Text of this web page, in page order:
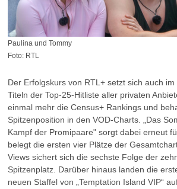
Paulina und Tommy
Foto: RTL
Der Erfolgskurs von RTL+ setzt sich auch
Titeln der Top-25-Hitliste aller privaten
einmal mehr die Census+ Rankings und
Spitzenposition in den VOD-Charts. „Das
Kampf der Promipaare" sorgt dabei erneut
belegt die ersten vier Plätze der
Views sichert sich die sechste Folge der
Spitzenplatz. Darüber hinaus landen die
neuen Staffel von „Temptation Island VIP“